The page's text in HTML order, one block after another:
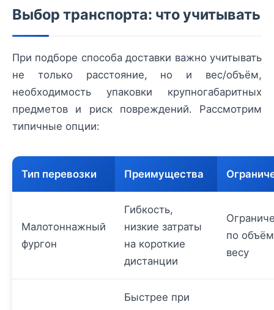
Выбор транспорта: что учитывать
При подборе способа доставки важно учитывать
не только расстояние, но и вес/объём,
необходимость упаковки крупногабаритных
предметов и риск повреждений. Рассмотрим
типичные опции:
Тип перевозки Преимущества
Малотоннажный
фургон
Гибкость,
низкие затраты
на короткие
дистанции
по
весу
Быстрее при